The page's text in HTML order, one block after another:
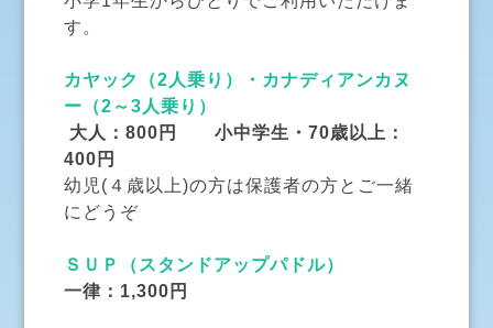
す。
カヤック（2人乗り）・カナディアンカヌ
ー（2～3人乗り）
大人：800円 小中学生・70歳以上：
400円
幼児(４歳以上)の方は保護者の方とご一緒
にどうぞ
ＳＵＰ（スタンドアップパドル）
一律：1,300円